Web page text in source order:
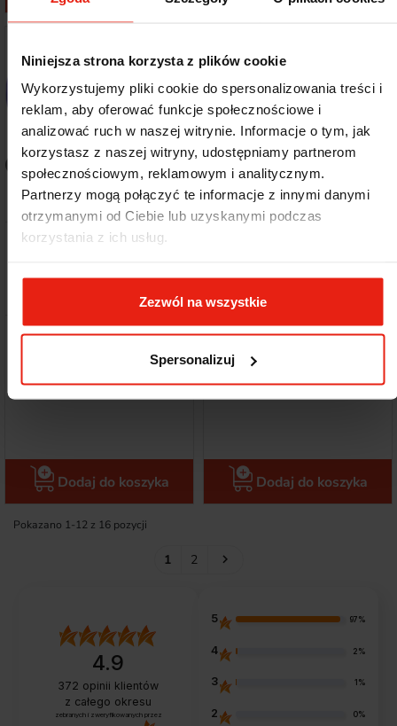
Niniejsza strona korzysta z plików cookie
Wykorzystujemy pliki cookie do spersonalizowania treści i
reklam, aby oferować funkcje społecznościowe i
analizować ruch w naszej witrynie. Informacje o tym, jak
korzystasz z naszej witryny, udostępniamy partnerom
społecznościowym, reklamowym i analitycznym.
Partnerzy mogą połączyć te informacje z innymi danymi
otrzymanymi od Ciebie lub uzyskanymi podczas
korzystania z ich usług.
Zezwól na wszystkie
Spersonalizuj
Dostępność:
Producent:
Kod produktu:
WON401
Jednorazowe worki na
niebieskie, ROLKA 25 SZT.
Cena
32,55 zł
Dodaj do koszyka
Dostępność:
Producent:
Kod produktu:
czerwone, ROLKA 25 SZT.,
Cena
32,95 zł
Dodaj do koszyka
Pokazano 1-12 z 16 pozycji
1 2 Następny

4.9
372 opinii klientów
z całego okresu
zebranych i zweryfikowanych przez
5 97%
4 2%
3 1%
2 0%